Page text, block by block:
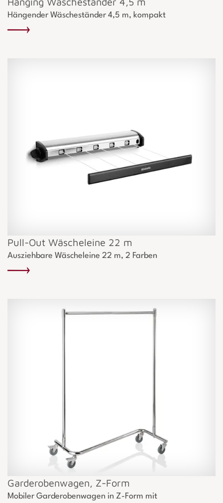
Hängender Wäscheständer 4,5 m, kompakt
Pull-Out Wäscheleine 22 m
Ausziehbare Wäscheleine 22 m, 2 Farben
Garderobenwagen, Z-Form
Mobiler Garderobenwagen in Z-Form mit